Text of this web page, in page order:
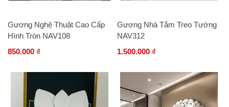
Gương Nghệ Thuật Cao Cấp
Hình Tròn NAV108
850.000 ₫
Gương Nhà Tắm Treo Tường
NAV312
1.500.000 ₫